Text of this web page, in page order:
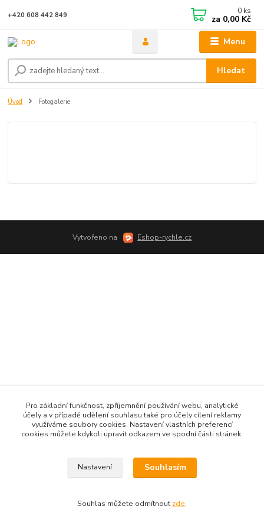
Menu
Hledat
+420 608 442 849 0 ks
za 0,00 Kč
Úvod Fotogalerie
Vytvořeno na Eshop-rychle.cz
Pro základní funkčnost, zpříjemnění používání webu, analytické
účely a v případě udělení souhlasu také pro účely cílení reklamy
využíváme soubory cookies. Nastavení vlastních preferencí
cookies můžete kdykoli upravit odkazem ve spodní části stránek.
Nastavení Souhlasím
Souhlas můžete odmítnout zde.